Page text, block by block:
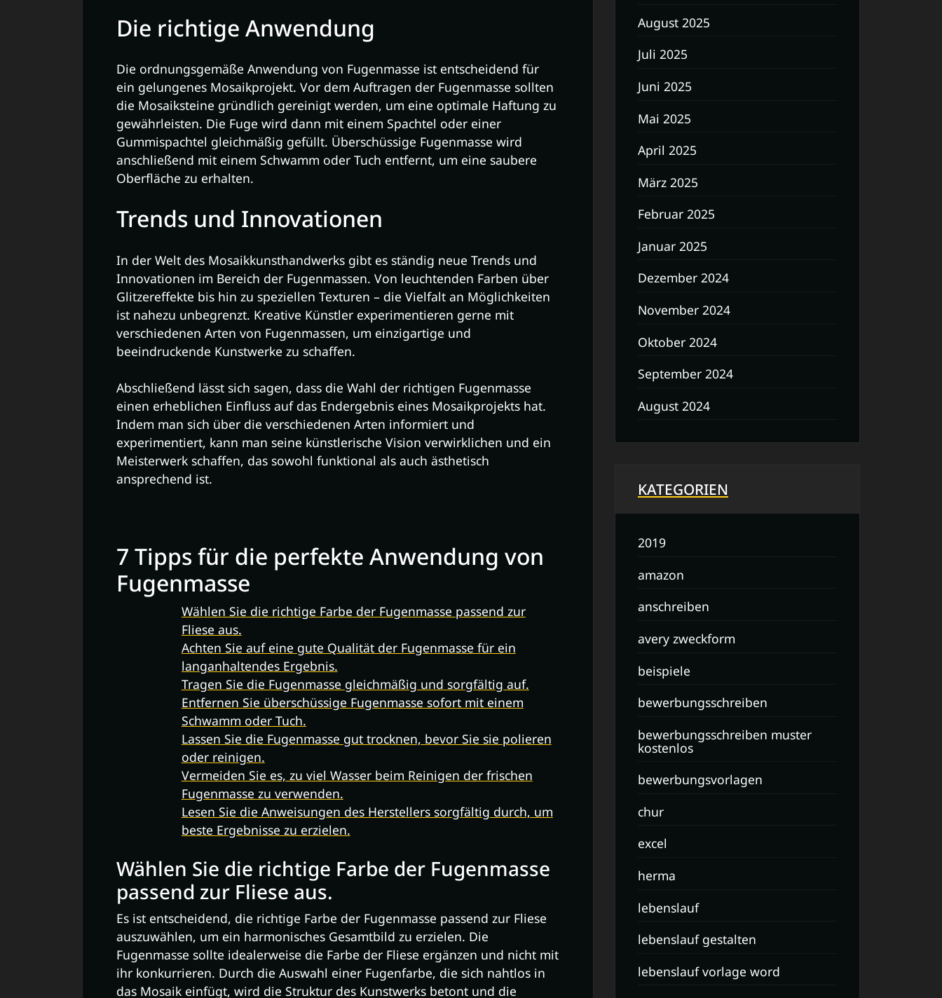
Die richtige Anwendung
Die ordnungsgemäße Anwendung von Fugenmasse ist entscheidend für
ein gelungenes Mosaikprojekt. Vor dem Auftragen der Fugenmasse sollten
die Mosaiksteine gründlich gereinigt werden, um eine optimale Haftung zu
gewährleisten. Die Fuge wird dann mit einem Spachtel oder einer
Gummispachtel gleichmäßig gefüllt. Überschüssige Fugenmasse wird
anschließend mit einem Schwamm oder Tuch entfernt, um eine saubere
Oberfläche zu erhalten.
Trends und Innovationen
In der Welt des Mosaikkunsthandwerks gibt es ständig neue Trends und
Innovationen im Bereich der Fugenmassen. Von leuchtenden Farben über
Glitzereffekte bis hin zu speziellen Texturen – die Vielfalt an Möglichkeiten
ist nahezu unbegrenzt. Kreative Künstler experimentieren gerne mit
verschiedenen Arten von Fugenmassen, um einzigartige und
beeindruckende Kunstwerke zu schaffen.
Abschließend lässt sich sagen, dass die Wahl der richtigen Fugenmasse
einen erheblichen Einfluss auf das Endergebnis eines Mosaikprojekts hat.
Indem man sich über die verschiedenen Arten informiert und
experimentiert, kann man seine künstlerische Vision verwirklichen und ein
Meisterwerk schaffen, das sowohl funktional als auch ästhetisch
ansprechend ist.
7 Tipps für die perfekte Anwendung von
Fugenmasse
Wählen Sie die richtige Farbe der Fugenmasse passend zur
Fliese aus.
Achten Sie auf eine gute Qualität der Fugenmasse für ein
langanhaltendes Ergebnis.
Tragen Sie die Fugenmasse gleichmäßig und sorgfältig auf.
Entfernen Sie überschüssige Fugenmasse sofort mit einem
Schwamm oder Tuch.
Lassen Sie die Fugenmasse gut trocknen, bevor Sie sie polieren
oder reinigen.
Vermeiden Sie es, zu viel Wasser beim Reinigen der frischen
Fugenmasse zu verwenden.
Lesen Sie die Anweisungen des Herstellers sorgfältig durch, um
beste Ergebnisse zu erzielen.
Wählen Sie die richtige Farbe der Fugenmasse
passend zur Fliese aus.
Es ist entscheidend, die richtige Farbe der Fugenmasse passend zur Fliese
auszuwählen, um ein harmonisches Gesamtbild zu erzielen. Die
Fugenmasse sollte idealerweise die Farbe der Fliese ergänzen und nicht mit
ihr konkurrieren. Durch die Auswahl einer Fugenfarbe, die sich nahtlos in
das Mosaik einfügt, wird die Struktur des Kunstwerks betont und die
August 2025
Juli 2025
Juni 2025
Mai 2025
April 2025
März 2025
Februar 2025
Januar 2025
Dezember 2024
November 2024
Oktober 2024
September 2024
August 2024
KATEGORIEN
2019
amazon
anschreiben
avery zweckform
beispiele
bewerbungsschreiben
bewerbungsschreiben muster
kostenlos
bewerbungsvorlagen
chur
excel
herma
lebenslauf
lebenslauf gestalten
lebenslauf vorlage word